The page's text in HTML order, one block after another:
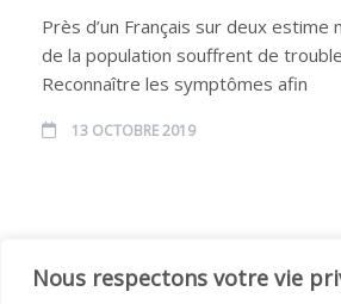
Nous respectons votre vie
Près d’un Français sur deux estime
de la population souffrent de
Reconnaître les symptômes afin
13 OCTOBRE 2019